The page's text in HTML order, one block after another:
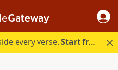
every verse.Start free.